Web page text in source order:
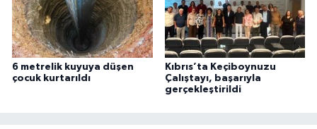
6 metrelik kuyuya düşen
çocuk kurtarıldı
Kıbrıs’ta Keçiboynuzu
Çalıştayı, başarıyla
gerçekleştirildi